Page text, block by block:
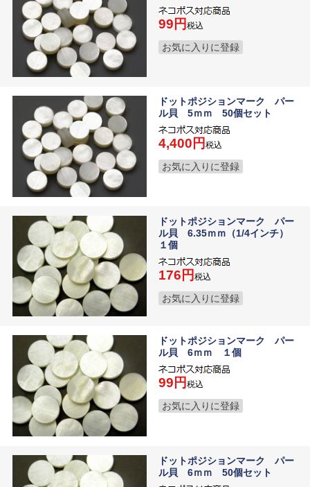
99 税込
お気に入りに登録
ドットポジションマーク パー
ル貝 5ｍｍ 50個セット
4,400 税込
お気に入りに登録
ドットポジションマーク パー
ル貝 6.35ｍｍ（1/4インチ）
１個
176 税込
お気に入りに登録
ドットポジションマーク パー
ル貝 6ｍｍ １個
99 税込
お気に入りに登録
ドットポジションマーク パー
ル貝 6ｍｍ 50個セット